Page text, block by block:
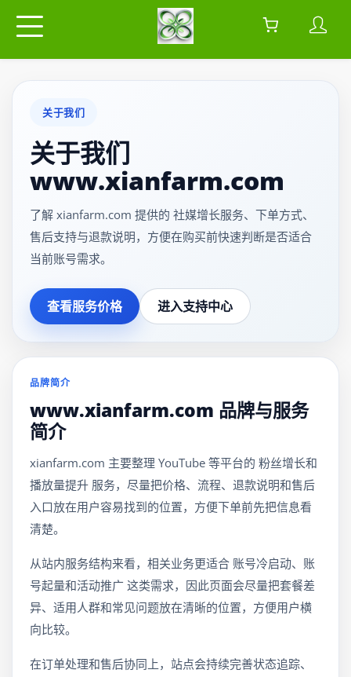
关于我们
关于我们
www.xianfarm.com
了解 xianfarm.com 提供的 社媒增长服务、下单方式、
售后支持与退款说明，方便在购买前快速判断是否适合
当前账号需求。
查看服务价格 进入支持中心
品牌简介
www.xianfarm.com 品牌与服务
简介
xianfarm.com 主要整理 YouTube 等平台的 粉丝增长和
播放量提升 服务，尽量把价格、流程、退款说明和售后
入口放在用户容易找到的位置，方便下单前先把信息看
清楚。
从站内服务结构来看，相关业务更适合 账号冷启动、账
号起量和活动推广 这类需求，因此页面会尽量把套餐差
异、适用人群和常见问题放在清晰的位置，方便用户横
向比较。
在订单处理和售后协同上，站点会持续完善状态追踪、